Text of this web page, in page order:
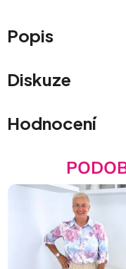
Popis
Diskuze
Hodnocení